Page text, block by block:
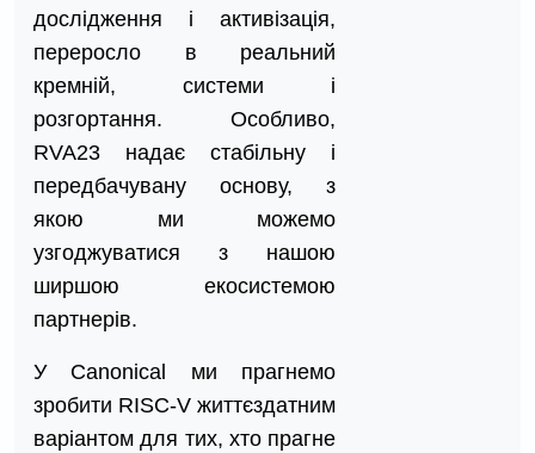
дослідження і активізація,
переросло в реальний
кремній, системи і
розгортання. Особливо,
RVA23 надає стабільну і
передбачувану основу, з
якою ми можемо
узгоджуватися з нашою
ширшою екосистемою
партнерів.
У Canonical ми прагнемо
зробити RISC-V життєздатним
варіантом для тих, хто прагне